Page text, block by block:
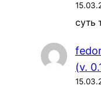
суть
(v.